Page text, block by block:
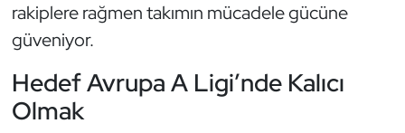
rakiplere rağmen takımın mücadele gücüne
güveniyor.
Hedef Avrupa A Ligi’nde Kalıcı
Olmak
Satranç
Su Topu
Sualtı Sporları